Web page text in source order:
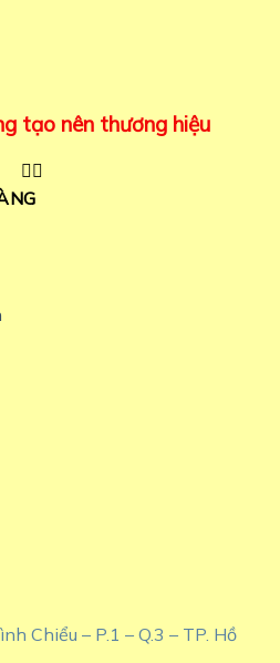
tạo nên thương hiệu
Chiểu – P.1 – Q.3 – TP. Hồ